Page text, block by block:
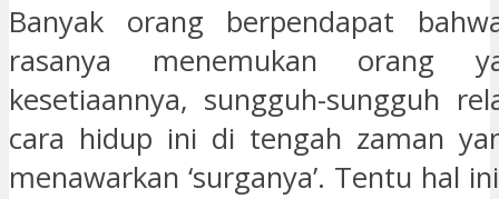
Banyak orang berpendapat
rasanya menemukan orang
kesetiaannya, sungguh-sungguh
cara hidup ini di tengah zaman
menawarkan ‘surganya’. Tentu hal